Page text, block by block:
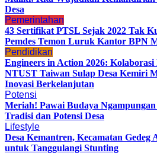
Desa
Pemerintahan
43 Sertifikat PTSL Sejak 2022 Tak
Pemdes Temon Luruk Kantor BPN
Pendidikan
Engineers in Action 2026:
NTUST Taiwan Sulap Desa Kemiri
Inovasi Berkelanjutan
Potensi
Meriah! Pawai Budaya
Tradisi dan Potensi Desa
Lifestyle
Desa Kemantren, Kecamatan Gedeg
untuk Tanggulangi Stunting